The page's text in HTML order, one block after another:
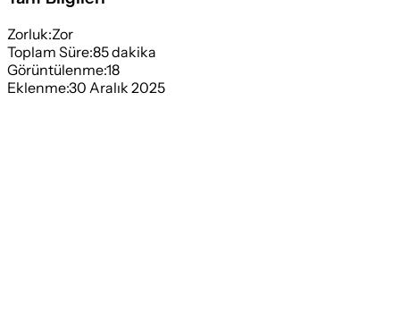
Zorluk:Zor
Toplam Süre:85dakika
Görüntülenme:18
Eklenme:30 Aralık 2025